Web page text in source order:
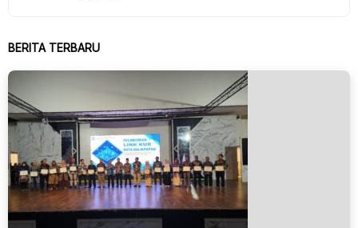
BERITA TERBARU